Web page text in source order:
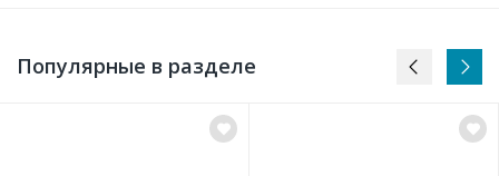
Популярные в разделе